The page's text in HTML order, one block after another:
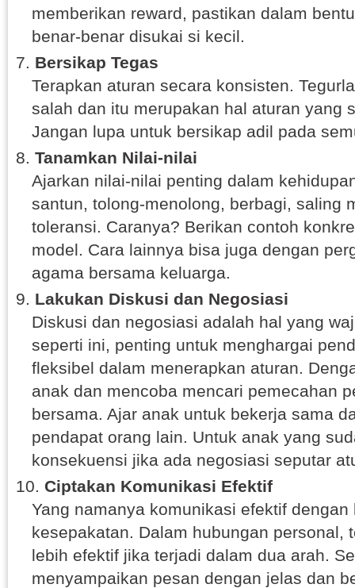
memberikan reward, pastikan dalam
benar-benar disukai si kecil.
Bersikap Tegas
Terapkan aturan secara konsisten.
salah dan itu merupakan hal aturan yang
Jangan lupa untuk bersikap adil pada
Tanamkan Nilai-nilai
Ajarkan nilai-nilai penting dalam
santun, tolong-menolong, berbagi, saling
toleransi. Caranya? Berikan contoh
model. Cara lainnya bisa juga dengan
agama bersama keluarga.
Lakukan Diskusi dan Negosiasi
Diskusi dan negosiasi adalah hal yang
seperti ini, penting untuk menghargai
fleksibel dalam menerapkan aturan.
anak dan mencoba mencari pemecahan
bersama. Ajar anak untuk bekerja sama
pendapat orang lain. Untuk anak yang
konsekuensi jika ada negosiasi seputar
Ciptakan Komunikasi Efektif
Yang namanya komunikasi efektif
kesepakatan. Dalam hubungan personal,
lebih efektif jika terjadi dalam dua arah.
menyampaikan pesan dengan jelas dan